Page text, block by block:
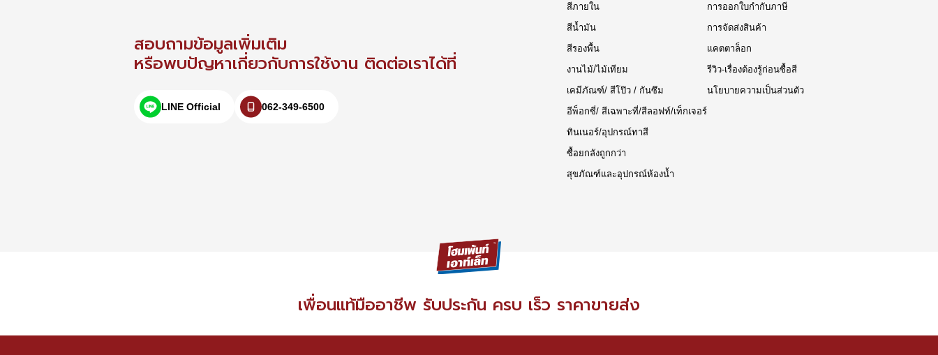
สอบถามข้อมูลเพิ่มเติม
หรือพบปัญหาเกี่ยวกับการใช้งาน ติดต่อเราได้ที่
LINE Official 062-349-6500
สีภายใน
สีน้ำมัน
สีรองพื้น
งานไม้/ไม้เทียม
เคมีภัณฑ์/ สีโป๊ว / กันซึม
อีพ็อกซี่/ สีเฉพาะที่/สีลอฟท์/เท็กเจอร์
ทินเนอร์/อุปกรณ์ทาสี
ซื้อยกลังถูกกว่า
สุขภัณฑ์และอุปกรณ์ห้องน้ำ
การออกใบกำกับภาษี
การจัดส่งสินค้า
แคตตาล็อก
รีวิว-เรื่องต้องรู้ก่อนซื้อสี
นโยบายความเป็นส่วนตัว
เพื่อนแท้มืออาชีพ รับประกัน ครบ เร็ว ราคาขายส่ง